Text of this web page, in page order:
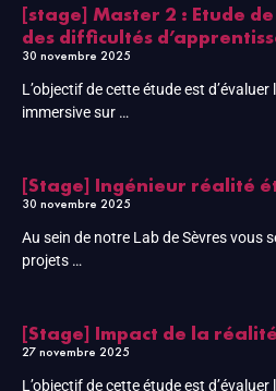
[stage] Master 2 : Etude
des difficultés
30 novembre 2025
L’objectif de cette étude est
immersive sur …
[Stage] Ingénieur réalité
30 novembre 2025
Au sein de notre Lab de Sèvres vous
projets …
[Stage] Impact de la
27 novembre 2025
L’objectif de cette étude est